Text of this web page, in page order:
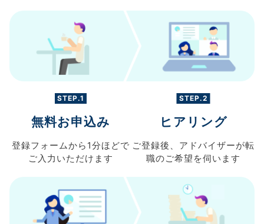
STEP.1
無料お申込み
登録フォームから 1分ほどで
ご入力 いただけます
STEP.2
ヒアリング
ご登録後、 アドバイザーが転
職のご希望を伺います